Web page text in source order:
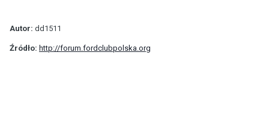
Autor: dd1511
Źródło: http://forum.fordclubpolska.org